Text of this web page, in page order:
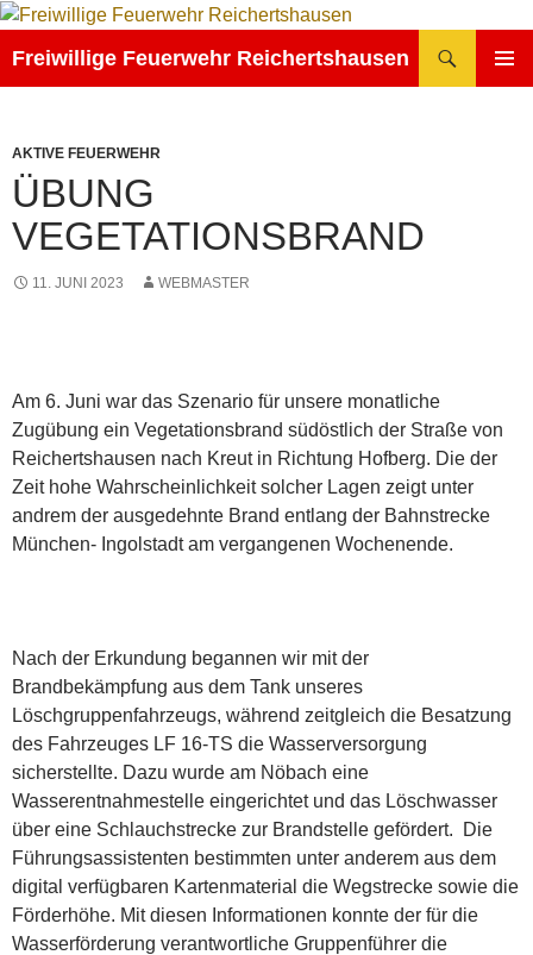
Zum
springen
Freiwillige Feuerwehr Reichertshausen
AKTIVE FEUERWEHR
ÜBUNG
VEGETATIONSBRAND
11. JUNI 2023 WEBMASTER
Am 6. Juni war das Szenario für unsere monatliche
Zugübung ein Vegetationsbrand südöstlich der Straße von
Reichertshausen nach Kreut in Richtung Hofberg. Die der
Zeit hohe Wahrscheinlichkeit solcher Lagen zeigt unter
andrem der ausgedehnte Brand entlang der Bahnstrecke
München- Ingolstadt am vergangenen Wochenende.
Nach der Erkundung begannen wir mit der
Brandbekämpfung aus dem Tank unseres
Löschgruppenfahrzeugs, während zeitgleich die Besatzung
des Fahrzeuges LF 16-TS die Wasserversorgung
sicherstellte. Dazu wurde am Nöbach eine
Wasserentnahmestelle eingerichtet und das Löschwasser
über eine Schlauchstrecke zur Brandstelle gefördert. Die
Führungsassistenten bestimmten unter anderem aus dem
digital verfügbaren Kartenmaterial die Wegstrecke sowie die
Förderhöhe. Mit diesen Informationen konnte der für die
Wasserförderung verantwortliche Gruppenführer die